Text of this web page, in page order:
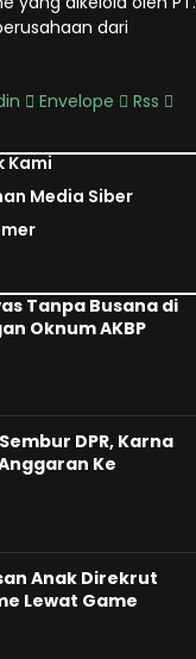
dari
Envelope
Rss
Kami
Media Siber
Tanpa Busana di
Oknum AKBP
DPR, Karna
Ke
Anak Direkrut
Lewat Game